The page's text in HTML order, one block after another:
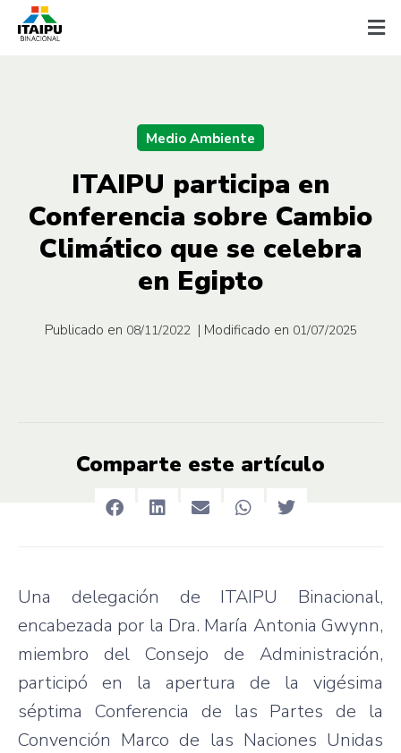
Medio Ambiente
ITAIPU participa en
Conferencia sobre Cambio
Climático que se celebra
en Egipto
Publicado en 08/11/2022 | Modificado en 01/07/2025
Comparte este artículo
Una delegación de ITAIPU Binacional,
encabezada por la Dra. María Antonia Gwynn,
miembro del Consejo de Administración,
participó en la apertura de la vigésima
séptima Conferencia de las Partes de la
Convención Marco de las Naciones Unidas